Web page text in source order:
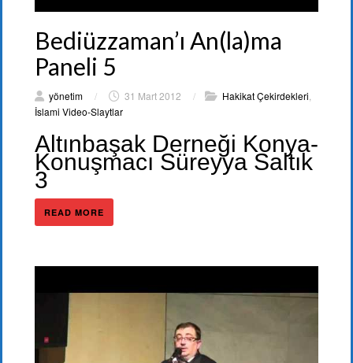
Bediüzzaman’ı An(la)ma
Paneli 5
yönetim / 31 Mart 2012 / Hakikat Çekirdekleri
İslami Video-Slaytlar
Altınbaşak Derneği Konya-
Konuşmacı Süreyya Saltık
3
READ MORE